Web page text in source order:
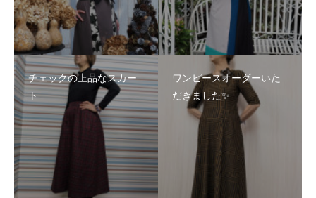
チェックの上品なスカー
ト
ワンピースオーダーいた
だきました✨